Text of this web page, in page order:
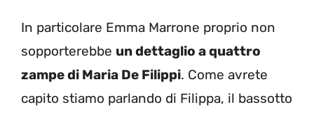
In particolare Emma Marrone proprio non
sopporterebbe un dettaglio a quattro
zampe di Maria De Filippi. Come avrete
capito stiamo parlando di Filippa, il bassotto